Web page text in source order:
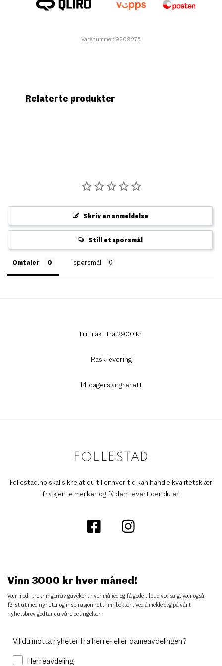
Varenummer: 9209275
Relaterte produkter
Skriv en anmeldelse
Still et spørsmål
Omtaler spørsmål
Fri frakt fra 2900 kr
Rask levering
14 dagers angrerett
Follestad.no skal sikre at du til enhver tid kan handle kvalitetsklær
fra kjente merker og få dem levert der du er.
Vinn 3000 kr hver måned!
Vær med i trekningen av gavekort hver måned og få gode tilbud ved salg. Vær også
først ut med nyheter og inspirasjon rett i innboksen. Ved å melde deg på vårt
nyhetsbrev godtar du våre betingelser.
Vil du motta nyheter fra herre- eller dameavdelingen?
Herreavdeling